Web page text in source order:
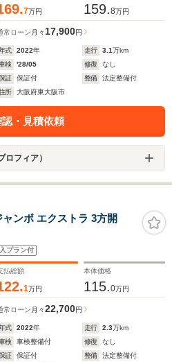
7万円 159.8万円
常ローン 月々 17,900円
式 2022年 走行 3.1万km
検
'28/05 修復
なし
証
保証付 整備
法定整備付
所
大阪府東大阪市
・見積依頼
ロフィア）
ンボ エクストラ 3方開
プラン付
払総額
1万円
本体価格
115.0万円
常ローン 月々22,700円
式 2022年 走行 2.3万km
検
車検整備付 修復
なし
証
保証付 整備
法定整備付